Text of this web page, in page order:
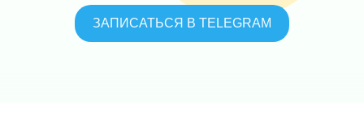
ЗАПИСАТЬСЯ В TELEGRAM